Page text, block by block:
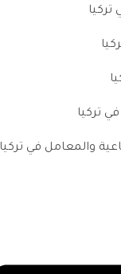
تركيا
والمعامل في تركيا